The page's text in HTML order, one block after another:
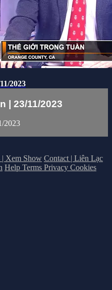
2023
| 23/11/2023
2023
| Xem Show Contact | Liên Lạc
Help Terms Privacy Cookies